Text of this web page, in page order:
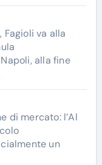
Fagioli va alla
alla fine
di mercato: l’Al
un